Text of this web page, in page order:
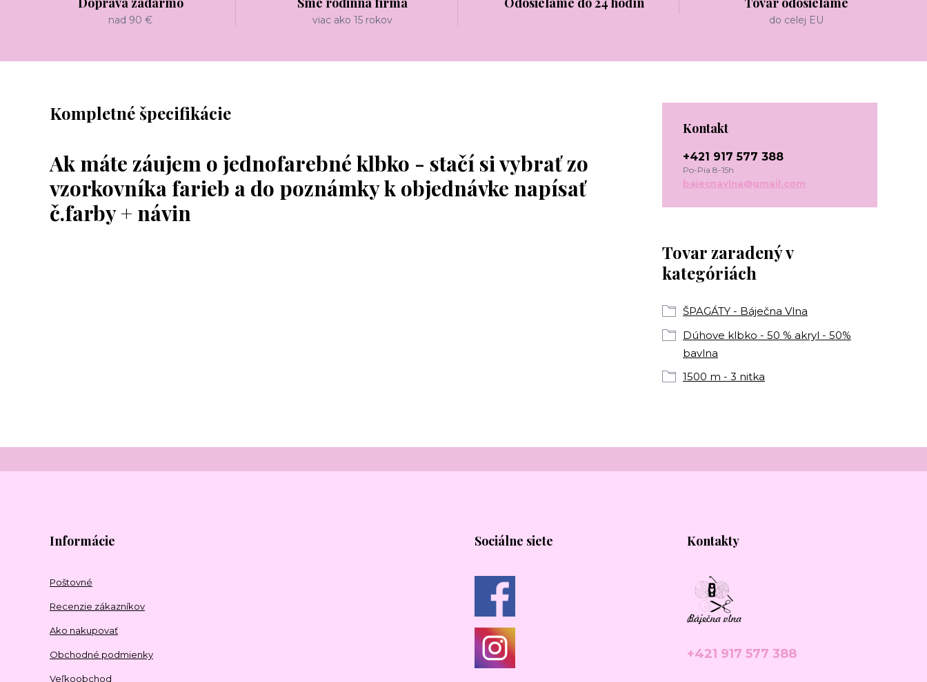
nad 90 € viac ako 15 rokov do celej EU
Kompletné špecifikácie
Ak máte záujem o jednofarebné klbko - stačí si vybrať zo
vzorkovníka farieb a do poznámky k objednávke napísať
č.farby + návin
Tovar zaradený v
kategóriách
ŠPAGÁTY - Báječna Vlna
Dúhove klbko - 50 % akryl - 50%
bavlna
1500 m - 3 nitka
Kontakt
+421 917 577 388
Po-Pia 8-15h
bajecnavlna@gmail.com
Informácie
Poštovné
Recenzie zákazníkov
Ako nakupovať
Obchodné podmienky
Veľkoobchod
Sociálne siete Kontakty
+421 917 577 388